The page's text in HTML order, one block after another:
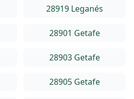
28919 Leganés
28901 Getafe
28903 Getafe
28905 Getafe